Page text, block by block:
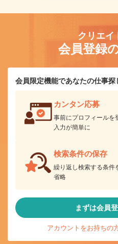
クリエイ
会員登録
会員限定機能であなたの仕事探
カンタン応募
事前にプロフィールを
入力が簡単に
検索条件の保存
繰り返し検索する条件
省略
まずは会員
アカウントをお持ちの